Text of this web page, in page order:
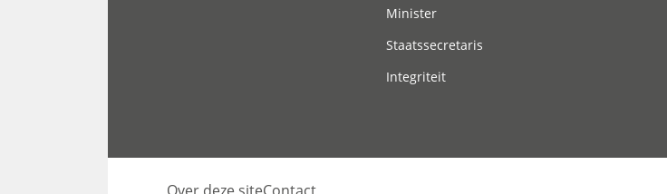
Minister
Staatssecretaris
Integriteit